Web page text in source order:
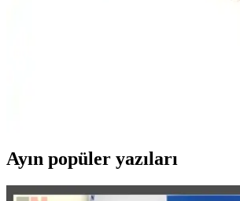
Bebek Beşiği ve Hamak Seçenekleri
Ayın popüler yazıları